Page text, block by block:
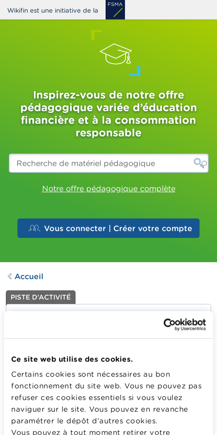
Ce site web utilise des cookies.
Certains cookies sont nécessaires au bon
fonctionnement du site web. Vous ne pouvez pas
refuser ces cookies essentiels si vous voulez
naviguer sur le site. Vous pouvez en revanche
paramétrer le dépôt d’autres cookies.
Vous pouvez à tout moment retirer votre
Aller
au
Wikifin est une initiative de la
Inspirez-vous de notre offre
pédagogique variée d’éducation
financière et à la consommation
responsable
Recherche
matériel
pédagogiqueNotre offre pédagogique complète
Vous connecter | Créer votre compte
Accueil
PISTE D’ACTIVITÉ
05.09.2025
Une fois diplômé le moment est venu de plonger dans le
monde du travail. Cette activité propose aux élèves de
découvrir comment aborder le marché du travail de
manière structurée pour maximiser leurs chances de
décrocher un emploi.